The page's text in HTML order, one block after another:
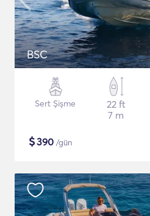
BSC
Sert Şişme
22 ft
7 m
$390 /gün